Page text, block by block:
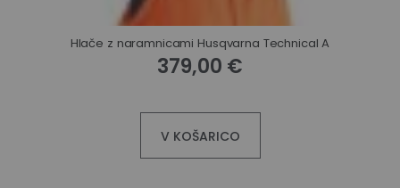
Hlače z naramnicami Husqvarna Technical A
379,00 €
V KOŠARICO